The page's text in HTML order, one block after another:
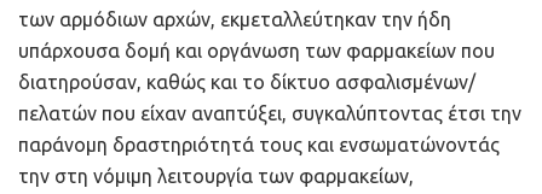
των αρμόδιων αρχών, εκμεταλλεύτηκαν την ήδη
υπάρχουσα δομή και οργάνωση των φαρμακείων που
διατηρούσαν, καθώς και το δίκτυο ασφαλισμένων/
πελατών που είχαν αναπτύξει, συγκαλύπτοντας έτσι την
παράνομη δραστηριότητά τους και ενσωματώνοντάς
την στη νόμιμη λειτουργία των φαρμακείων,